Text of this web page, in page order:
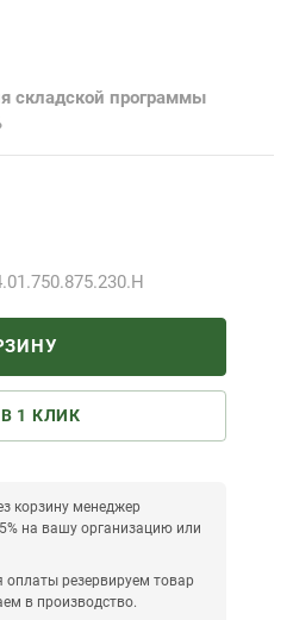
программы
1 КЛИК
корзину менеджер
на вашу организацию или
оплаты резервируем товар
в производство.